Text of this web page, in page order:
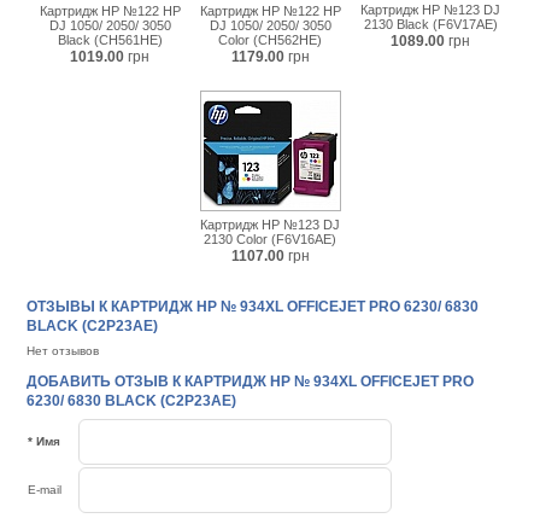
Картридж HP №122 HP
DJ 1050/ 2050/ 3050
Black (CH561HE)
1019.00 грн
Картридж HP №122 HP
DJ 1050/ 2050/ 3050
Color (CH562HE)
1179.00 грн
Картридж HP №123 DJ
2130 Black (F6V17AE)
1089.00 грн
Картридж HP №123 DJ
2130 Color (F6V16AE)
1107.00 грн
ОТЗЫВЫ К КАРТРИДЖ HP № 934XL OFFICEJET PRO 6230/ 6830
BLACK (C2P23AE)
Нет отзывов
ДОБАВИТЬ ОТЗЫВ К КАРТРИДЖ HP № 934XL OFFICEJET PRO
6230/ 6830 BLACK (C2P23AE)
* Имя
E-mail